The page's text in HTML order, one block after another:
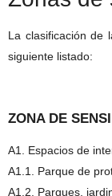
La clasificación de
siguiente listado:
ZONA DE
A1. Espacios de
A1.1. Parque de
A1.2. Parques,